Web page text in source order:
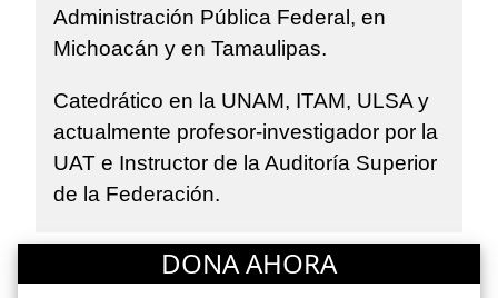
Administración Pública Federal, en
Michoacán y en Tamaulipas.
Catedrático en la UNAM, ITAM, ULSA y
actualmente profesor-investigador por la
UAT e Instructor de la Auditoría Superior
de la Federación.
DONA AHORA